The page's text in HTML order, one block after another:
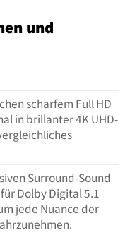
und
scharfem Full HD
in brillanter 4K UHD-
Surround-Sound
Dolby Digital 5.1
jede Nuance der